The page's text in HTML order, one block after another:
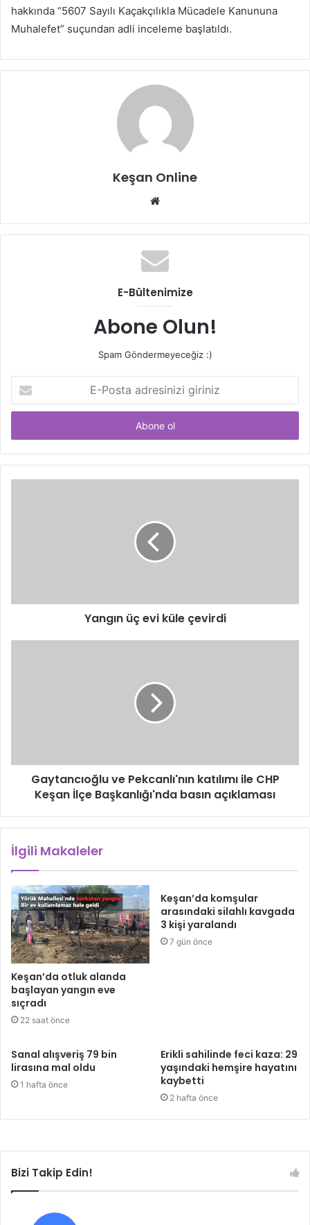
hakkında “5607 Sayılı Kaçakçılıkla Mücadele Kanununa
Muhalefet” suçundan adli inceleme başlatıldı.
Keşan Online
Web
E-Bültenimize
Abone Olun!
Spam Göndermeyeceğiz :)
Posta
adresinizi
Yangın üç evi küle çevirdi
Gaytancıoğlu ve Pekcanlı'nın katılımı ile CHP
Keşan İlçe Başkanlığı'nda basın açıklaması
İlgili Makaleler
Keşan’da otluk alanda
başlayan yangın eve
sıçradı
22 saat önce
Keşan’da komşular
arasındaki silahlı kavgada
3 kişi yaralandı
7 gün önce
Sanal alışveriş 79 bin
lirasına mal oldu
1 hafta önce
Erikli sahilinde feci kaza: 29
yaşındaki hemşire hayatını
kaybetti
2 hafta önce
Bizi Takip Edin!